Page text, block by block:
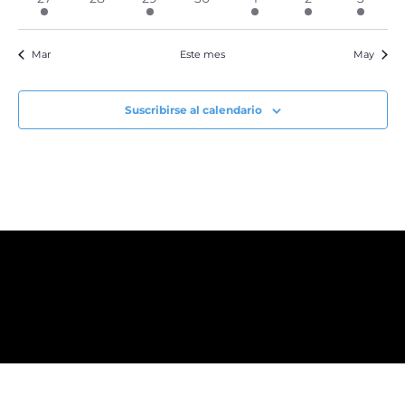
evento
evento
evento
evento
evento
Mar Este mes May
Suscribirse al calendario